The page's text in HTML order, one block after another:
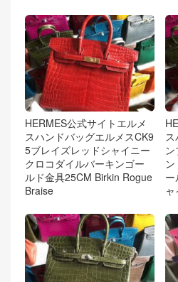
HERMES公式サイトエルメ
スハンドバッグエルメスCK9
5ブレイズレッドシャイニー
クロコダイルバーキンゴー
ルド金具25CM Birkin Rogue
Braise